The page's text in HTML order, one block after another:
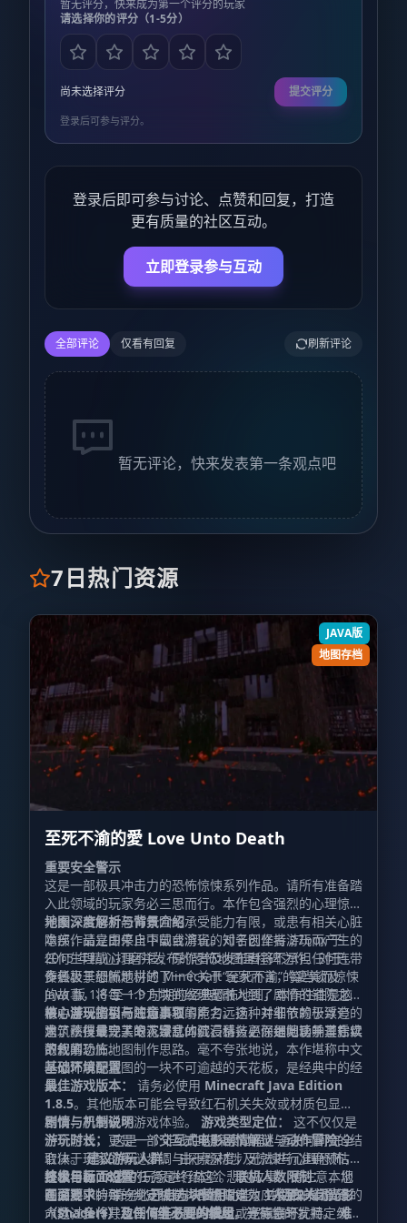
暂无评分，快来成为第一个评分的玩家
请选择你的评分（1-5分）
尚未选择评分 提交评分
登录后可参与评分。
登录后即可参与讨论、点赞和回复，打造
更有质量的社区互动。
立即登录参与互动
全部评论 仅看有回复 刷新评论
暂无评论，快来发表第一条观点吧
7日热门资源
JAVA版
地图存档
至死不渝的愛 Love Unto Death
重要安全警示
这是一部极具冲击力的恐怖惊悚系列作品。请所有准备踏
入此领域的玩家务必三思而行。本作包含强烈的心理惊吓
元素，若您对恐怖氛围的承受能力有限，或患有相关心脏
隐疾，请立即停止下载或游玩。对于因坚持游玩而产生的
任何生理或心理不适，原作者及发布者将不承担任何连带
责任。
地图深度解析与背景介绍
本部作品是由来自中国台湾省的知名创作者 27box 于
2015 年精心打磨并发布的恐怖地图里程碑之作。对于众
多热衷于恐怖题材的 Minecraft 玩家而言，每当谈及
Java 版 1.8 至 1.9 时期的经典恐怖地图，本作往往是脑
海中浮现的第一顺位。它的声名远扬，并非依赖于浮夸的
建筑炫技或令人眼花缭乱的红石科技，而是归功于其扎实
的叙事功底。
作者极其细腻地讲述了一个关于“至死不渝”的凄美而惊悚
的故事，将每一个方块的纹理都融入到了剧情的铺陈之
中，展现了极高的场景叙事能力。这种对细节的极致追
求，不仅呈现了令人窒息的沉浸感，更深远地影响了后续
数代的恐怖地图制作思路。毫不夸张地说，本作堪称中文
区恐怖解谜地图的一块不可逾越的天花板，是经典中的经
典。
核心游玩指引与注意事项
为了获得最完美的沉浸式体验，请务必仔细阅读并遵守以
下规则：
基础环境配置
最佳游戏版本：
请务必使用 Minecraft Java Edition
1.8.5。其他版本可能会导致红石机关失效或材质包显示
错误，严重破坏游戏体验。 游戏类型定位：
这不仅仅是
一个游戏，更是一部交互式电影剧情解谜与动作冒险的结
合体。建议游玩人群：由于题材涉及惊悚与心理恐怖，
建议年满18岁的玩家进行体验。联机人数限制：本地
图采用了特殊的判定机制，严格限定为1人至2人游玩。
人数过多将导致剧情无法正常触发或逻辑崩坏。
剧情与机制说明
游玩时长： 这是一个非线性的探索过程，通关时间完全
取决于玩家的解谜步调与探索深度，无法进行准确预估。
终极目标：您的任务是终结这个悲剧故事。请注意，您
在游戏中的每一个支线选择都像蝴蝶效应般影响着最终的
命运，全作共包含6组不同的结局，等待您的发掘。难
技术与画面设置
画面要求：请务必开启方块替用功能，并彻底关闭光影
（Shaders）及任何非必要的模组。光影会干扰特定线索